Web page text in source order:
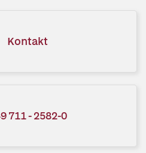
Kontakt
711 - 2582-0